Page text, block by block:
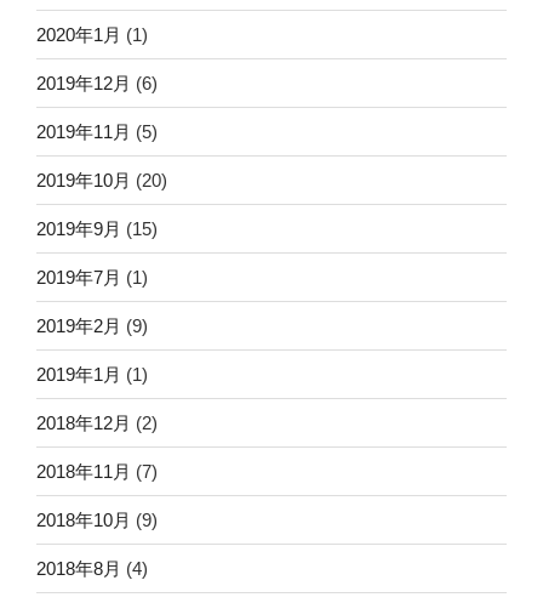
2020年1月 (1)
2019年12月 (6)
2019年11月 (5)
2019年10月 (20)
2019年9月 (15)
2019年7月 (1)
2019年2月 (9)
2019年1月 (1)
2018年12月 (2)
2018年11月 (7)
2018年10月 (9)
2018年8月 (4)